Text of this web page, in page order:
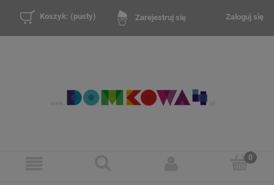
Zarejestruj się Zaloguj się
Koszyk: (pusty)